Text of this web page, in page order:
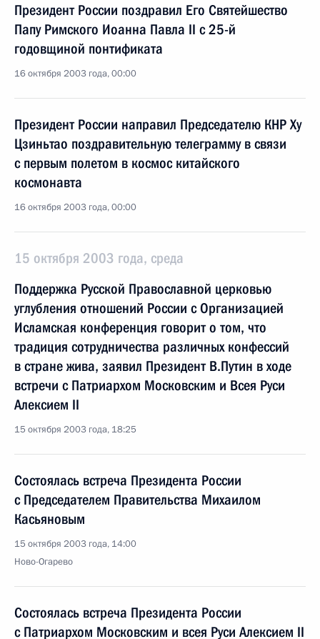
Президент России поздравил Его Святейшество
Папу Римского Иоанна Павла II с 25-й
годовщиной понтификата
16 октября 2003 года, 00:00
Президент России направил Председателю КНР Ху
Цзиньтао поздравительную телеграмму в связи
с первым полетом в космос китайского
космонавта
16 октября 2003 года, 00:00
15 октября 2003 года, среда
Поддержка Русской Православной церковью
углубления отношений России с Организацией
Исламская конференция говорит о том, что
традиция сотрудничества различных конфессий
в стране жива, заявил Президент В.Путин в ходе
встречи с Патриархом Московским и Всея Руси
Алексием II
15 октября 2003 года, 18:25
Состоялась встреча Президента России
с Председателем Правительства Михаилом
Касьяновым
15 октября 2003 года, 14:00
Ново-Огарево
Состоялась встреча Президента России
с Патриархом Московским и всея Руси Алексием II